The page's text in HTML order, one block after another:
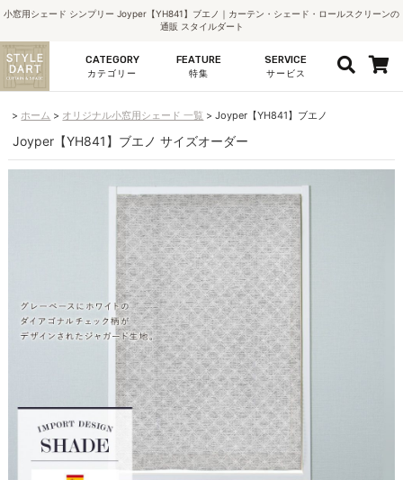
小窓用シェード シンプリー Joyper【YH841】ブエノ｜カーテン・シェード・ロールスクリーンの
通販 スタイルダート
CATEGORY
カテゴリー
FEATURE
特集
SERVICE
サービス
ホーム オリジナル小窓用シェード 一覧 Joyper【YH841】ブエノ
Joyper【YH841】ブエノ サイズオーダー